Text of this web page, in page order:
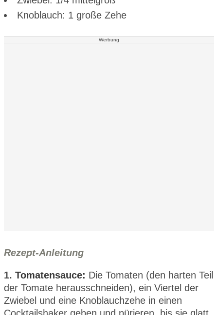
Knoblauch: 1 große Zehe
Werbung
Rezept-Anleitung
1. Tomatensauce: Die Tomaten (den harten Teil
der Tomate herausschneiden), ein Viertel der
Zwiebel und eine Knoblauchzehe in einen